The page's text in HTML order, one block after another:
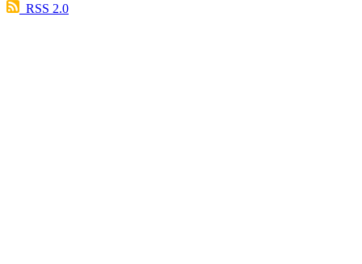
RSS 2.0